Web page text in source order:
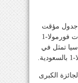
عن جدول مؤقت
لمنافسات بطولة العالم لسباقات سيارات فورمولا-1
تمثل في
الكبرى